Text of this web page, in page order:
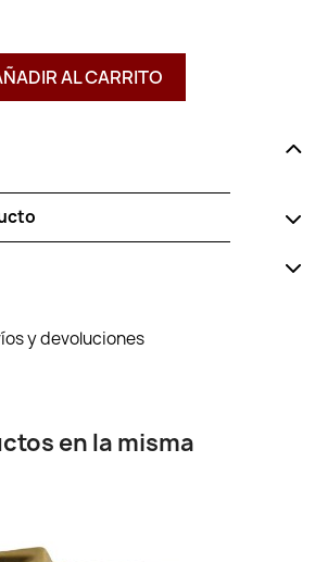
AL CARRITO
y devoluciones
en la misma